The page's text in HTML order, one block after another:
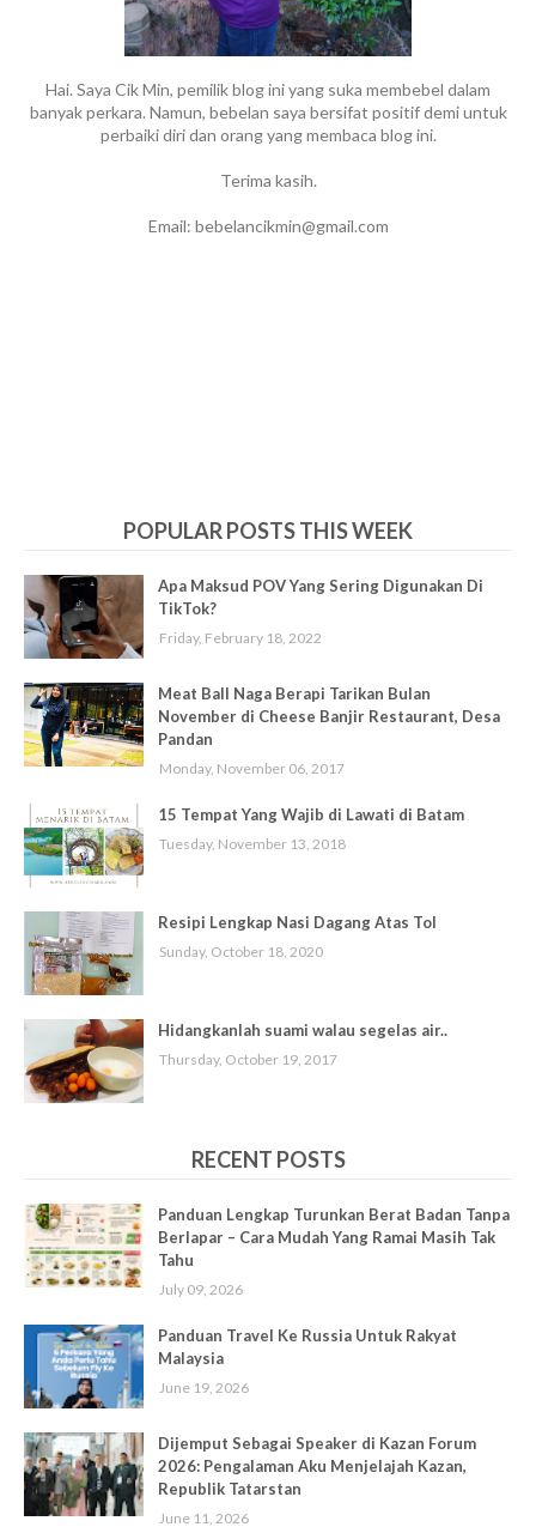
Hai. Saya Cik Min, pemilik blog ini yang suka membebel dalam
banyak perkara. Namun, bebelan saya bersifat positif demi untuk
perbaiki diri dan orang yang membaca blog ini.
Terima kasih.
Email: bebelancikmin@gmail.com
POPULAR POSTS THIS WEEK
Apa Maksud POV Yang Sering Digunakan Di
TikTok?
Friday, February 18, 2022
Meat Ball Naga Berapi Tarikan Bulan
November di Cheese Banjir Restaurant, Desa
Pandan
Monday, November 06, 2017
15 Tempat Yang Wajib di Lawati di Batam
Tuesday, November 13, 2018
Resipi Lengkap Nasi Dagang Atas Tol
Sunday, October 18, 2020
Hidangkanlah suami walau segelas air..
Thursday, October 19, 2017
RECENT POSTS
Panduan Lengkap Turunkan Berat Badan Tanpa
Berlapar – Cara Mudah Yang Ramai Masih Tak
Tahu
July 09, 2026
Panduan Travel Ke Russia Untuk Rakyat
Malaysia
June 19, 2026
Dijemput Sebagai Speaker di Kazan Forum
2026: Pengalaman Aku Menjelajah Kazan,
Republik Tatarstan
June 11, 2026